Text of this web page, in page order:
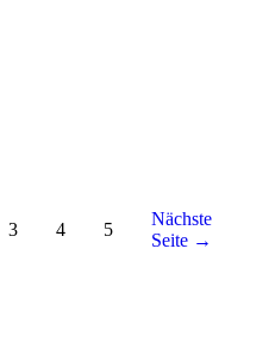
3 4 5
Nächste
Seite →